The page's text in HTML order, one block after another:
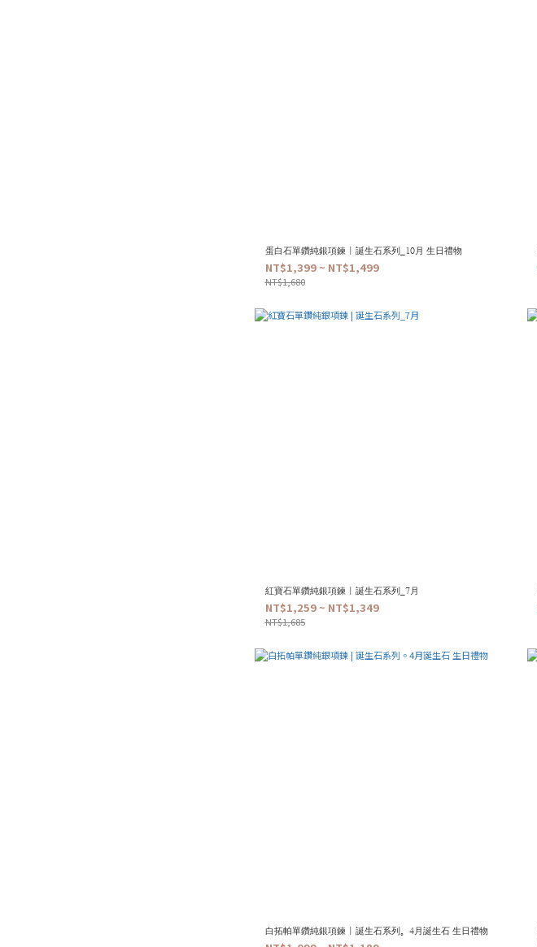
蛋白石單鑽純銀項鍊 | 誕生石系列_10月 生日禮物
NT$1,399 ~ NT$1,499
NT$1,680
紅寶石單鑽純銀項鍊 | 誕生石系列_7月
NT$1,259 ~ NT$1,349
NT$1,685
白拓帕單鑽純銀項鍊 | 誕生石系列。4月誕生石 生日禮物